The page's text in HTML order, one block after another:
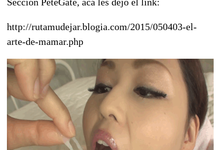
http://rutamudejar.blogia.com/2015/050403-el-
arte-de-mamar.php